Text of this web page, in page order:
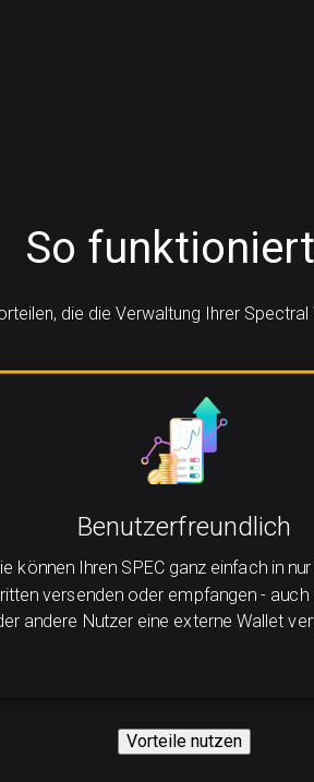
So
die die Verwaltung Ihrer
Benutzerfreundlich
können Ihren SPEC ganz einfach in
versenden oder empfangen - auch
andere Nutzer eine externe Wallet
Vorteile nutzen